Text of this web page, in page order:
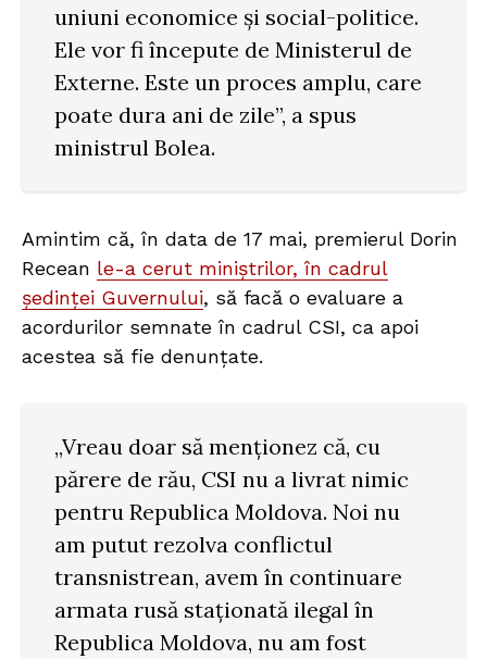
uniuni economice și social-politice.
Ele vor fi începute de Ministerul de
Externe. Este un proces amplu, care
poate dura ani de zile”, a spus
ministrul Bolea.
Amintim că, în data de 17 mai, premierul Dorin
Recean le-a cerut miniștrilor, în cadrul
ședinței Guvernului, să facă o evaluare a
acordurilor semnate în cadrul CSI, ca apoi
acestea să fie denunțate.
„Vreau doar să menționez că, cu
părere de rău, CSI nu a livrat nimic
pentru Republica Moldova. Noi nu
am putut rezolva conflictul
transnistrean, avem în continuare
armata rusă staționată ilegal în
Republica Moldova, nu am fost